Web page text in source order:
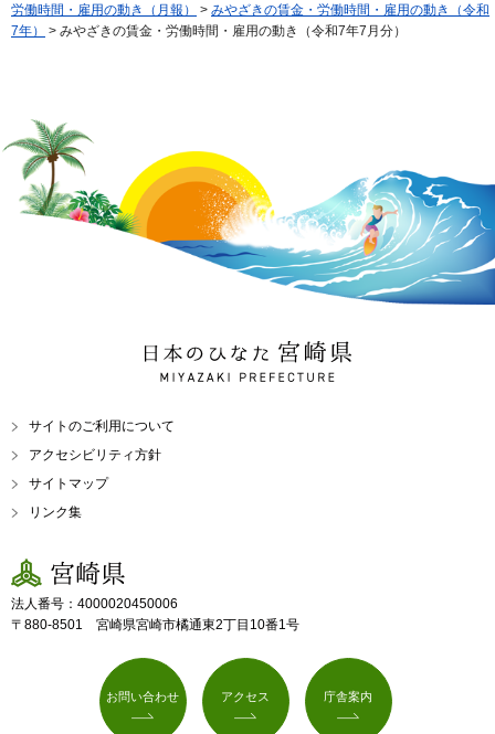
労働時間・雇用の動き（月報）
> みやざきの賃金・労働時間・雇用の動き（令和
7年）
> みやざきの賃金・労働時間・雇用の動き（令和7年7月分）
日本のひなた 宮崎県
MIYAZAKI PREFECTURE
サイトのご利用について
アクセシビリティ方針
サイトマップ
リンク集
宮崎県
法人番号：4000020450006
〒880-8501 宮崎県宮崎市橘通東2丁目10番1号
お問い合わせ アクセス 庁舎案内